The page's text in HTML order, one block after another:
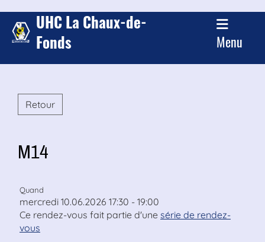
UHC La Chaux-de-
Fonds
Menu
Retour
M14
Quand
mercredi 10.06.2026 17:30 - 19:00
Ce rendez-vous fait partie d'une série de rendez-
vous